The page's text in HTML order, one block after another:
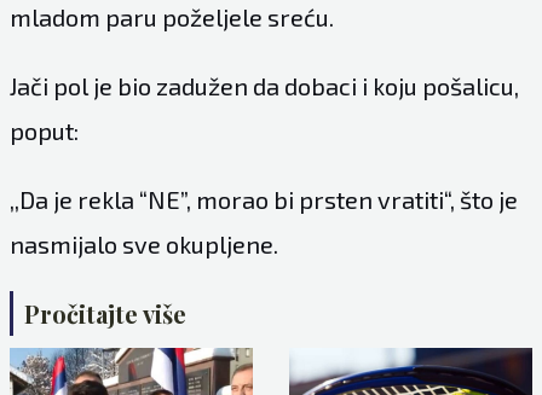
mladom paru poželjele sreću.
Jači pol je bio zadužen da dobaci i koju pošalicu,
poput:
,,Da je rekla “NE”, morao bi prsten vratiti“, što je
nasmijalo sve okupljene.
Pročitajte više